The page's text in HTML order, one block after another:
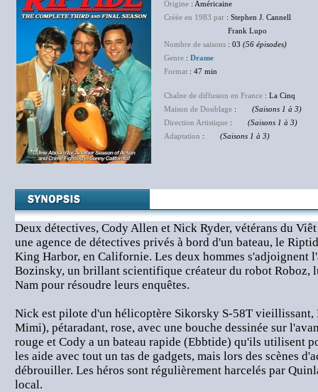
Origine : Américaine
Créée en 1983 par : Stephen J. Cannell
Frank Lupo
Nombre de saisons : 03 (56 épisodes)
Genre : Drame
Format : 47 min
Chaîne de diffusion en France : La Cinq
Maison de Doublage :
(Saisons 1 à 3)
Direction Artistique :
(Saisons 1 à 3)
Adaptation : (Saisons 1 à 3)
Deux détectives, Cody Allen et Nick Ryder, vétérans du
une agence de détectives privés à bord d'un bateau, le
King Harbor, en Californie. Les deux hommes s'adjoignent
Bozinsky, un brillant scientifique créateur du robot Roboz,
Nam pour résoudre leurs enquêtes.
Nick est pilote d'un hélicoptère Sikorsky S-58T vieillissant,
Mimi), pétaradant, rose, avec une bouche dessinée sur
rouge et Cody a un bateau rapide (Ebbtide) qu'ils utilisent
les aide avec tout un tas de gadgets, mais lors des scènes
débrouiller. Les héros sont régulièrement harcelés par
local.